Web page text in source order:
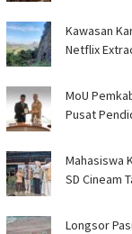
Kawasan
Netflix
MoU
Pusat
Mahasiswa
SD Cineam
Longsor